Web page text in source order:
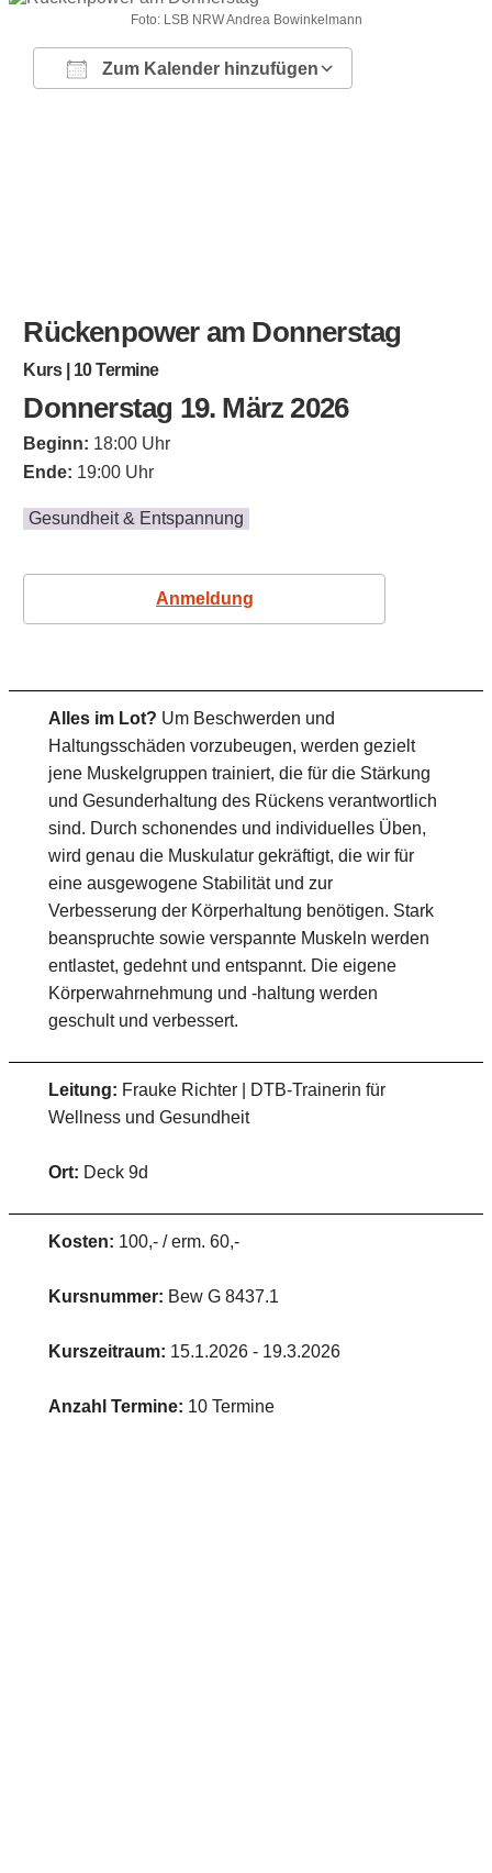
Foto: LSB NRW Andrea Bowinkelmann
Zum Kalender hinzufügen
Rückenpower am Donnerstag
Kurs | 10 Termine
Donnerstag 19. März 2026
Beginn: 18:00 Uhr
Ende: 19:00 Uhr
Gesundheit & Entspannung
Anmeldung
Alles im Lot? Um Beschwerden und
Haltungsschäden vorzubeugen, werden gezielt
jene Muskelgruppen trainiert, die für die Stärkung
und Gesunderhaltung des Rückens verantwortlich
sind. Durch schonendes und individuelles Üben,
wird genau die Muskulatur gekräftigt, die wir für
eine ausgewogene Stabilität und zur
Verbesserung der Körperhaltung benötigen. Stark
beanspruchte sowie verspannte Muskeln werden
entlastet, gedehnt und entspannt. Die eigene
Körperwahrnehmung und -haltung werden
geschult und verbessert.
Leitung: Frauke Richter | DTB-Trainerin für
Wellness und Gesundheit
Ort: Deck 9d
Kosten: 100,- / erm. 60,-
Kursnummer: Bew G 8437.1
Kurszeitraum: 15.1.2026 - 19.3.2026
Anzahl Termine: 10 Termine